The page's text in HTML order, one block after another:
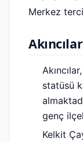
Merkez
statüsü
genç
Kelkit